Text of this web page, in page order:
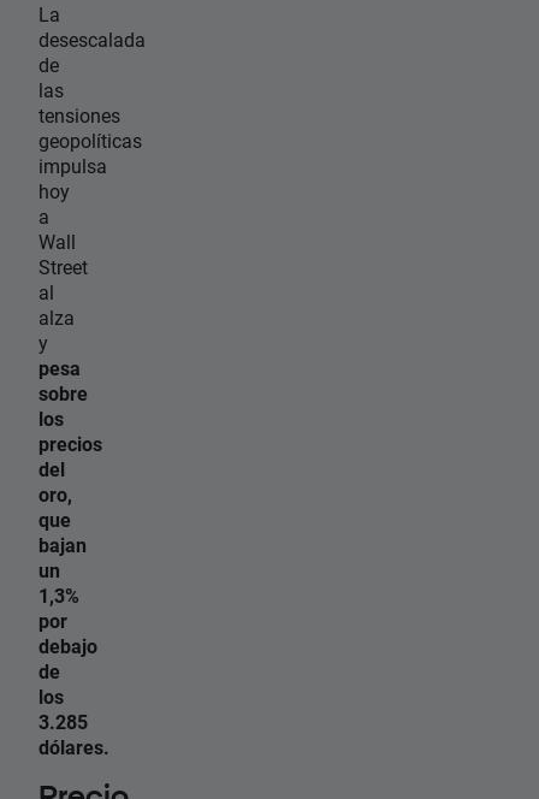
La
desescalada
de
las
tensiones
geopolíticas
impulsa
hoy
a
Wall
Street
al
alza
y
pesa
sobre
los
precios
del
oro,
que
bajan
un
1,3%
por
debajo
de
los
3.285
dólares.